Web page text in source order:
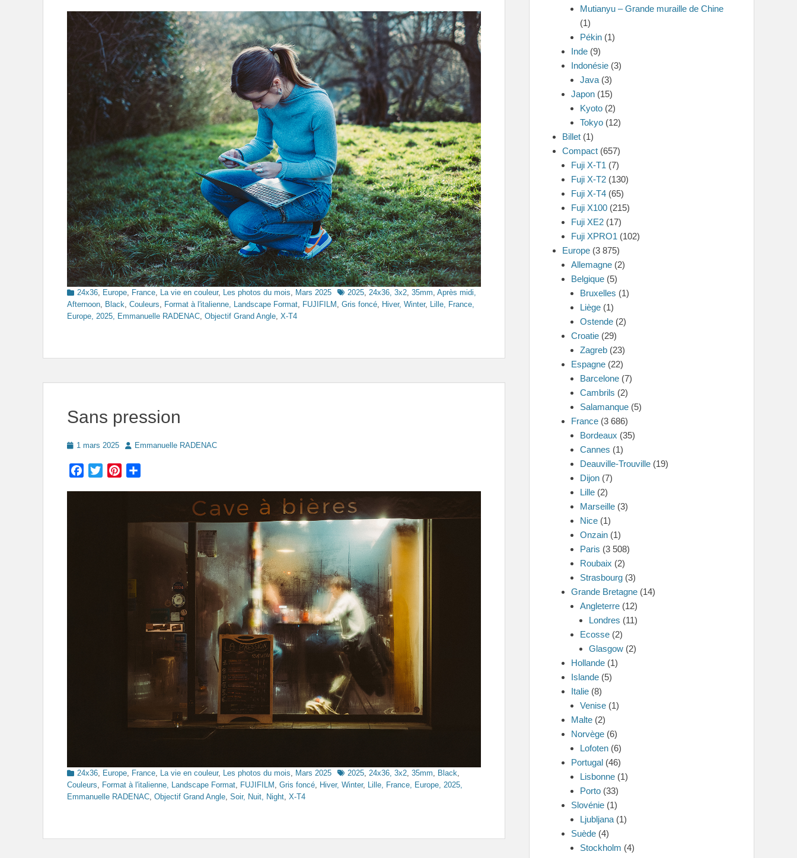
Categories
24x36, Europe, France, La vie en couleur, Les photos du mois, Mars 2025 Tags2025, 24x36, 3x2, 35mm, Après midi,
Afternoon, Black, Couleurs, Format à l'italienne, Landscape Format, FUJIFILM , Gris foncé, Hiver, Winter, Lille, France,
Europe, 2025, Emmanuelle RADENAC, Objectif Grand Angle, X-T4
Sans pression
Posted
1 mars 2025 AuthorEmmanuelle RADENAC
Facebook
TwitterPinterest
Categories
24x36 Europe France La vie en couleur, Les photos du mois Mars 2025 Tags2025 24x36, 3x2 35mm Black
Couleurs
Format à l'italienne, Landscape Format FUJIFILM Gris foncé Hiver, Winter, Lille, France, Europe, 2025,
Emmanuelle RADENAC Objectif Grand Angle Soir, Nuit, Night X-T4
Mutianyu – Grande muraille de Chine
(1)
Pékin (1)
Inde (9)
Indonésie (3)
Java (3)
Japon (15)
Kyoto (2)
Tokyo (12)
Billet (1)
Compact (657)
Fuji X-T1 (7)
Fuji X-T2 (130)
Fuji X-T4 (65)
Fuji X100 (215)
Fuji XE2 (17)
Fuji XPRO1 (102)
Europe (3 875)
Allemagne (2)
Belgique (5)
Bruxelles (1)
Liège (1)
Ostende (2)
Croatie (29)
Zagreb (23)
Espagne (22)
Barcelone (7)
Cambrils (2)
Salamanque (5)
France (3 686)
Bordeaux (35)
Cannes (1)
Deauville-Trouville (19)
Dijon (7)
Lille (2)
Marseille (3)
Nice (1)
Onzain (1)
Paris (3 508)
Roubaix (2)
Strasbourg (3)
Grande Bretagne (14)
Angleterre (12)
Londres (11)
Ecosse (2)
Glasgow (2)
Hollande (1)
Islande (5)
Italie (8)
Venise (1)
Malte (2)
Norvège (6)
Lofoten (6)
Portugal (46)
Lisbonne (1)
Porto (33)
Slovénie (1)
Ljubljana (1)
Suède (4)
Stockholm (4)